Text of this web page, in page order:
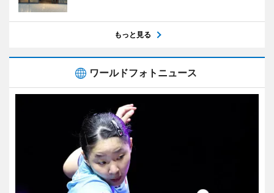
もっと見る
ワールドフォトニュース